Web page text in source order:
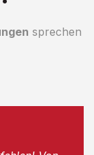
sprechen